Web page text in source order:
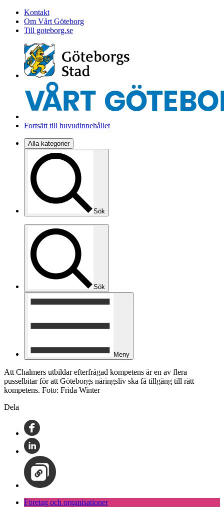
Kontakt
Om Vårt Göteborg
Till goteborg.se
Fortsätt till huvudinnehållet
Alla kategorier
Sök
Sök
Meny
Att Chalmers utbildar efterfrågad kompetens är en av flera
pusselbitar för att Göteborgs näringsliv ska få tillgång till rätt
kompetens. Foto: Frida Winter
Dela
Företag och organisationer